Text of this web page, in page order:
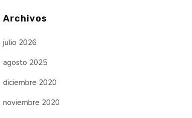
Archivos
julio 2026
agosto 2025
diciembre 2020
noviembre 2020